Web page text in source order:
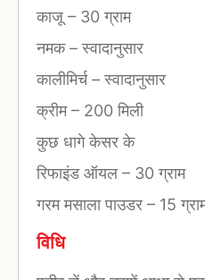
काजू – 30 ग्राम
नमक–स्वादानुसार
कालीमिर्च–स्वादानुसार
क्रीम– 200 मिली
कुछ धागे केसर के
रिफाइंड ऑयल – 30 ग्राम
गरम मसाला पाउडर – 15
विधि